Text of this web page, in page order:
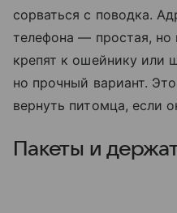
сорваться с поводка.
телефона — простая, но
крепят к ошейнику или
но прочный вариант.
вернуть питомца, если
Пакеты и